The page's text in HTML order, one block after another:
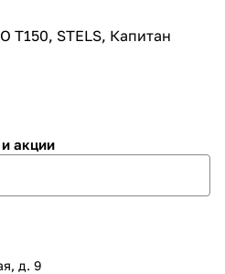
T150, STELS, Капитан
акции
д. 9